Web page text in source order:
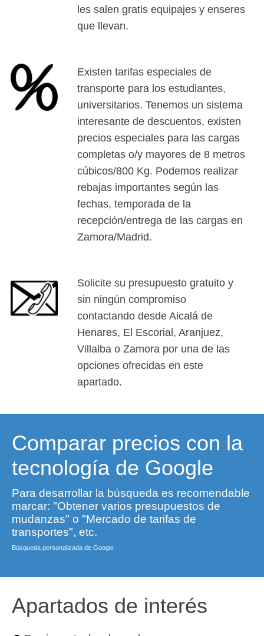
les salen gratis equipajes y enseres
que llevan.
Existen tarifas especiales de
transporte para los estudiantes,
universitarios. Tenemos un sistema
interesante de descuentos, existen
precios especiales para las cargas
completas o/y mayores de 8 metros
cúbicos/800 Kg. Podemos realizar
rebajas importantes según las
fechas, temporada de la
recepción/entrega de las cargas en
Zamora/Madrid.
Solicite su presupuesto gratuito y
sin ningún compromiso
contactando desde Aicalá de
Henares, El Escorial, Aranjuez,
Villalba o Zamora por una de las
opciones ofrecidas en este
apartado.
Comparar precios con la
tecnología de Google
Para desarrollar la búsqueda es recomendable
marcar: "Obtener varios presupuestos de
mudanzas" o "Mercado de tarifas de
transportes", etc.
Búsqueda personalizada de Google
Apartados de interés